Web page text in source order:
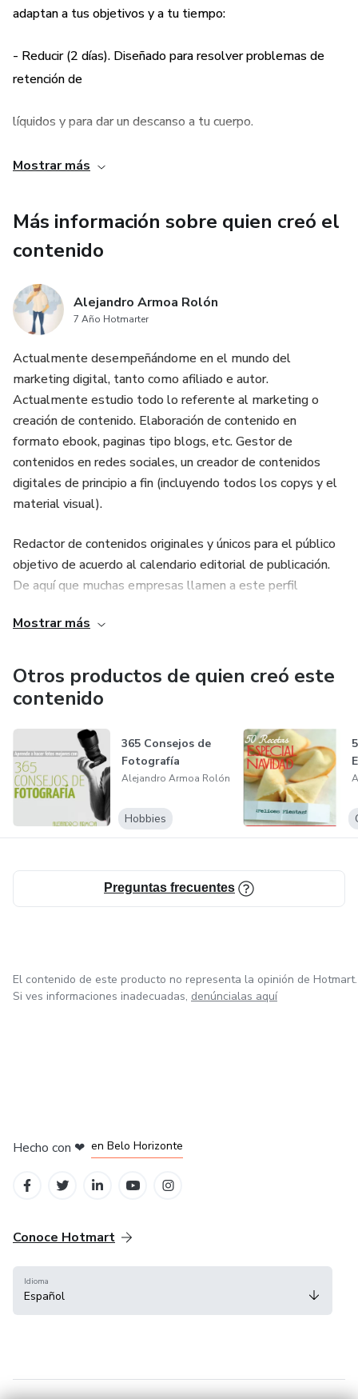
adaptan a tus objetivos y a tu tiempo:
- Reducir (2 días). Diseñado para resolver problemas de
retención de
líquidos y para dar un descanso a tu cuerpo.
- Reequilibrar (7 días). Si te sientes con fuerzas, puedes
esta propuesta más suave , que incorpora grasas y
proteínas saludables
para ayudar a reducir la sensación de hambre.
- Restaurar (7 días). Centrado en reestablecer y fortalecer
la
digestión. Como el cerebro y el estómago están
conectados, es una
buena manera de mejorar la concentración mental.
- Renovar (5 días). Planificación de recetas nutrientes,
tonificantes, para días en que preferirías quedar te en la
Mostrar más
Más información sobre quien creó el
contenido
Alejandro Armoa Rolón
7 Año Hotmarter
Actualmente desempeñándome en el mundo del
marketing digital, tanto como afiliado e autor.
Actualmente estudio todo lo referente al marketing o
creación de contenido. Elaboración de contenido en
formato ebook, paginas tipo blogs, etc. Gestor de
contenidos en redes sociales, un creador de contenidos
digitales de principio a fin (incluyendo todos los copys y el
material visual).
Redactor de contenidos originales y únicos para el público
objetivo de acuerdo al calendario editorial de publicación.
De aquí que muchas empresas llamen a este perfil
Mostrar más
Otros productos de quien creó este
contenido
365 Consejos de
Fotografía
Alejandro Armoa Rolón
Hobbies
Preguntas frecuentes
El contenido de este producto no representa la opinión de Hotmart.
Si ves informaciones inadecuadas, denúncialas aquí
Hecho con ❤ en Belo Horizonte
Conoce Hotmart
Idioma
Español